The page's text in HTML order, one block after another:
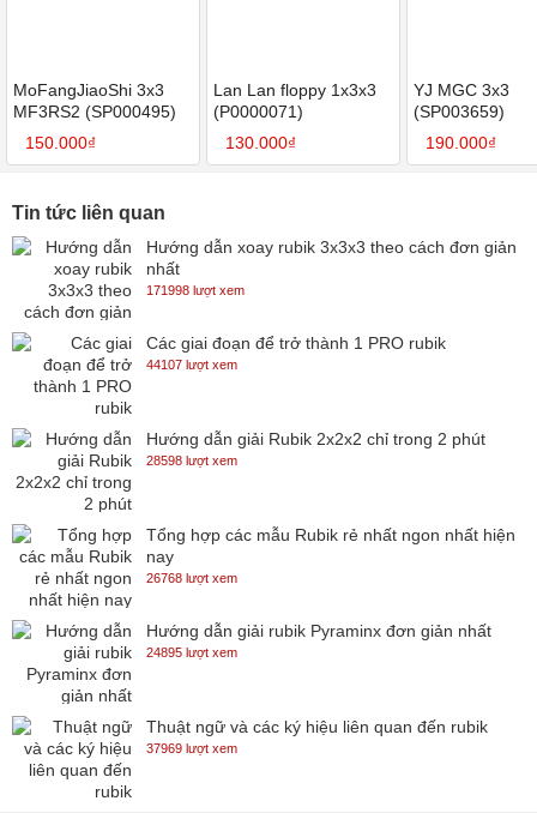
MoFangJiaoShi 3x3
MF3RS2 (SP000495)
150.000₫
Lan Lan floppy 1x3x3
(P0000071)
130.000₫
YJ MGC 3x3
(SP003659)
190.000₫
Tin tức liên quan
Hướng dẫn xoay rubik 3x3x3 theo cách đơn giản
nhất
171998 lượt xem
Các giai đoạn để trở thành 1 PRO rubik
44107 lượt xem
Hướng dẫn giải Rubik 2x2x2 chỉ trong 2 phút
28598 lượt xem
Tổng hợp các mẫu Rubik rẻ nhất ngon nhất hiện
nay
26768 lượt xem
Hướng dẫn giải rubik Pyraminx đơn giản nhất
24895 lượt xem
Thuật ngữ và các ký hiệu liên quan đến rubik
37969 lượt xem